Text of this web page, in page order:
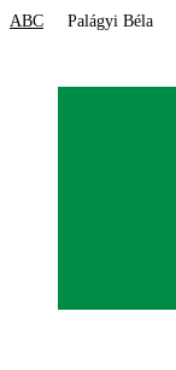
ABC Palágyi Béla